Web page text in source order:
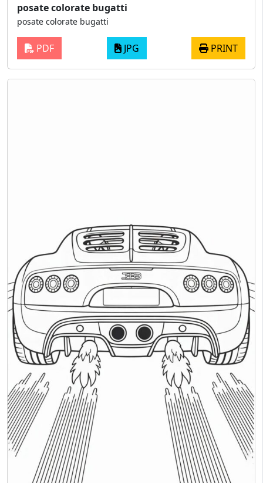
posate colorate bugatti
posate colorate bugatti
PDF JPG PRINT